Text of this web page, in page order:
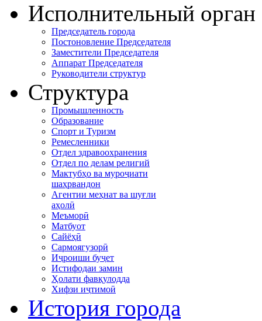
Исполнительный орган
Председатель города
Постоновление Председателя
Заместители Председателя
Аппарат Председателя
Руководители структур
Структура
Промышленность
Образование
Спорт и Туризм
Ремесленники
Отдел здравоохранения
Отдел по делам религий
Мактубҳо ва муроҷиати
шаҳрвандон
Агентии меҳнат ва шуғли
аҳолӣ
Меъморӣ
Матбуот
Сайёҳӣ
Сармоягузорӣ
Иҷроиши буҷет
Истифодаи замин
Ҳолати фавқулодда
Хифзи иҷтимоӣ
История города